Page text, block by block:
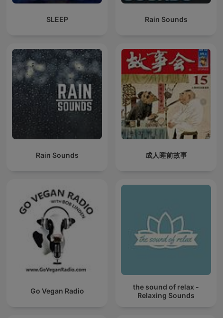
SLEEP Rain Sounds
Rain Sounds 成人睡前故事
Go Vegan Radio
the sound of relax -
Relaxing Sounds